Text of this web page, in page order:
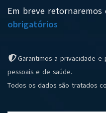
Em breve
obrigatórios
Garantimos a privacidade e
pessoais e de saúde.
Todos os dados são tratados